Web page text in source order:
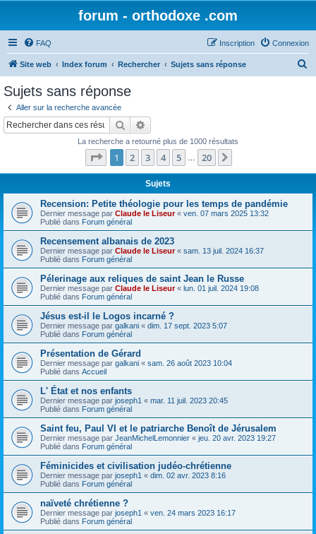
forum - orthodoxe .com
FAQ Connexion
Inscription
Site web Index forum Rechercher Sujets sans réponse
Sujets sans réponse
Aller sur la recherche avancée
Rechercher
La recherche a retourné plus de 1000 résultats
Page 1sur20
1 2 3 4 5 20
Sujets
Recension: Petite théologie pour les temps de pandémie
Dernier message par Claude le Liseur« ven. 07 mars 2025 13:32
Publié dans Forum général
Recensement albanais de 2023
Dernier message par Claude le Liseur« sam. 13 juil. 2024 16:37
Publié dans Forum général
Pélerinage aux reliques de saint Jean le Russe
Dernier message par Claude le Liseur« lun. 01 juil. 2024 19:08
Publié dans Forum général
Jésus est-il le Logos incarné ?
Dernier message par galkani « dim. 17 sept. 2023 5:07
Publié dans Forum général
Présentation de Gérard
Dernier message par galkani « sam. 26 août 2023 10:04
Publié dans Accueil
L' État et nos enfants
Dernier message par joseph1 « mar. 11 juil. 2023 20:45
Publié dans Forum général
Saint feu, Paul VI et le patriarche Benoît de Jérusalem
Dernier message par JeanMichelLemonnier « jeu. 20 avr. 2023 19:27
Publié dans Forum général
Féminicides et civilisation judéo-chrétienne
Dernier message par joseph1 « dim. 02 avr. 2023 8:16
Publié dans Forum général
naïveté chrétienne ?
Dernier message par joseph1 « ven. 24 mars 2023 16:17
Publié dans Forum général